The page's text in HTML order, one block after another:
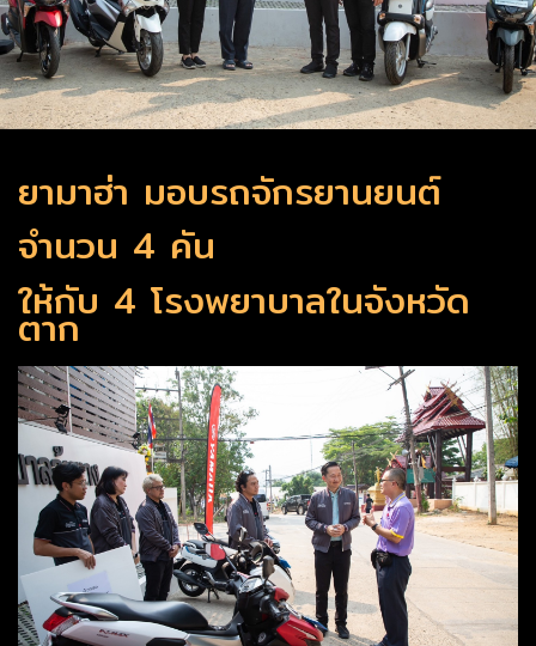
ยามาฮ่า มอบรถจักรยานยนต์
จำนวน 4 คัน
ให้กับ 4 โรงพยาบาลในจังหวัด
ตาก